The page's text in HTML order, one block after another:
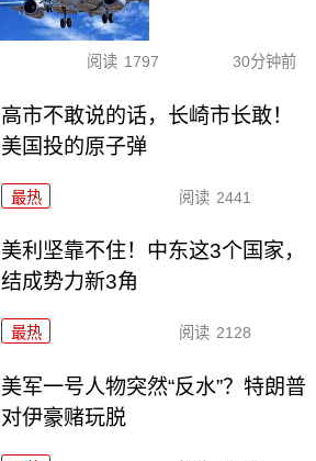
阅读 1797 30分钟前
高市不敢说的话，长崎市长敢！
美国投的原子弹
最热 阅读 2441
美利坚靠不住！中东这3个国家，
结成势力新3角
最热 阅读 2128
美军一号人物突然“反水”？特朗普
对伊豪赌玩脱